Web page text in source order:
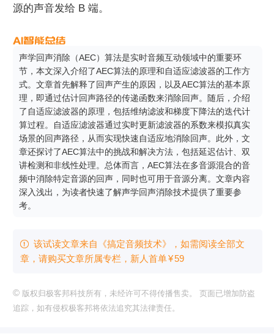
源的声音发给 B 端。
声学回声消除（AEC）算法是实时音频互动领域中的重要环
节，本文深入介绍了AEC算法的原理和自适应滤波器的工作方
式。文章首先解释了回声产生的原因，以及AEC算法的基本原
理，即通过估计回声路径的传递函数来消除回声。随后，介绍
了自适应滤波器的原理，包括维纳滤波和梯度下降法的迭代计
算过程。自适应滤波器通过实时更新滤波器的系数来模拟真实
场景的回声路径，从而实现快速自适应地消除回声。此外，文
章还探讨了AEC算法中的挑战和解决方法，包括延迟估计、双
讲检测和非线性处理。总体而言，AEC算法在多音源混合的音
频中消除特定音源的回声，同时也可用于音源分离。文章内容
深入浅出，为读者快速了解声学回声消除技术提供了重要参
考。
 该试读文章来自《搞定音频技术》，如需阅读全部文
章，请购买文章所属专栏 ，新⼈⾸单¥59
© 版权归极客邦科技所有，未经许可不得传播售卖。 页面已增加防盗
追踪，如有侵权极客邦将依法追究其法律责任。